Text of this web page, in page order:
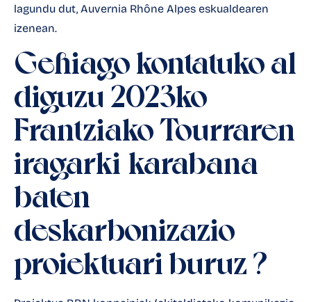
lagundu dut, Auvernia Rhône Alpes eskualdearen
izenean.
Gehiago kontatuko al
diguzu 2023ko
Frantziako Tourraren
iragarki-karabana
baten
deskarbonizazio
proiektuari buruz ?